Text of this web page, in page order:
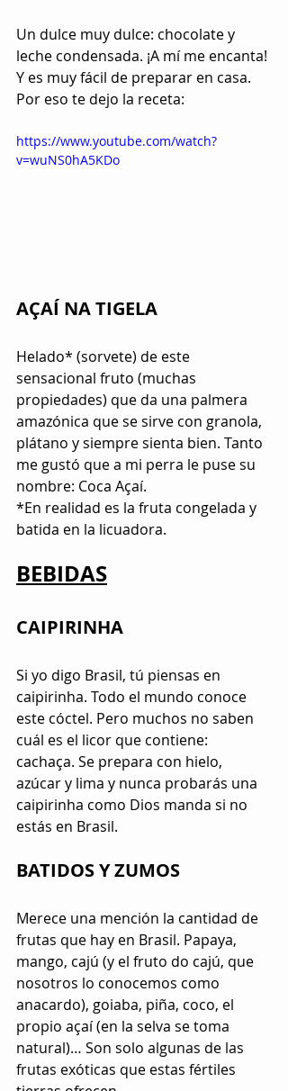
Un dulce muy dulce: chocolate y
leche condensada. ¡A mí me encanta!
Y es muy fácil de preparar en casa.
Por eso te dejo la receta:
https://www.youtube.com/watch?
v=wuNS0hA5KDo
​AÇAÍ NA TIGELA
Helado* (sorvete) de este
sensacional fruto (muchas
propiedades) que da una palmera
amazónica que se sirve con granola,
plátano y siempre sienta bien. Tanto
me gustó que a mi perra le puse su
nombre: Coca Açaí.
*En realidad es la fruta congelada y
batida en la licuadora.
BEBIDAS
CAIPIRINHA
Si yo digo Brasil, tú piensas en
caipirinha. Todo el mundo conoce
este cóctel. Pero muchos no saben
cuál es el licor que contiene:
cachaça. Se prepara con hielo,
azúcar y lima y nunca probarás una
caipirinha como Dios manda si no
estás en Brasil.
BATIDOS Y ZUMOS
Merece una mención la cantidad de
frutas que hay en Brasil. Papaya,
mango, cajú (y el fruto do cajú, que
nosotros lo conocemos como
anacardo), goiaba, piña, coco, el
propio açaí (en la selva se toma
natural)… Son solo algunas de las
frutas exóticas que estas fértiles